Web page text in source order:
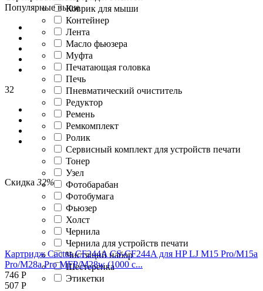
Коврик для мыши
Контейнер
Лента
Масло фьюзера
Муфта
Печатающая головка
Печь
Пневматический очиститель
Редуктор
Ремень
Ремкомплект
Ролик
Сервисный комплект для устройств печати
Тонер
Узел
Фотобарабан
Фотобумага
Фьюзер
Холст
Чернила
Чернила для устройств печати
Чистящий набор
Шестеренка
Этикетки
Популярные выше
32
Скидка 32%
Картридж Cactus CF244A CS-CF244A для HP LJ M15 Pro/M15a
Pro/M28a Pro MFP/M28w (1000 с...
746 Р
507 Р